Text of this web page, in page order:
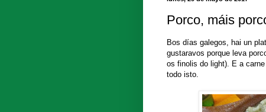
Porco, máis
Bos días galegos, hai un
gustaravos porque leva
os finolis do light). E a
todo isto.